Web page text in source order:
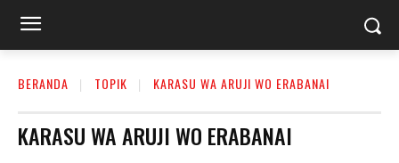
BERANDA TOPIK KARASU WA ARUJI WO ERABANAI
KARASU WA ARUJI WO ERABANAI